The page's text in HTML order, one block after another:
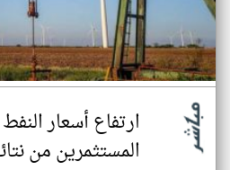
ارتفاع أسعار
المستثمرين من